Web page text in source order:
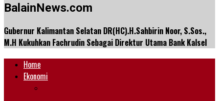
BalainNews.com
Gubernur Kalimantan Selatan DR(HC).H.Sahbirin Noor, S.Sos.,
M.H Kukuhkan Fachrudin Sebagai Direktur Utama Bank Kalsel
Home
Ekonomi